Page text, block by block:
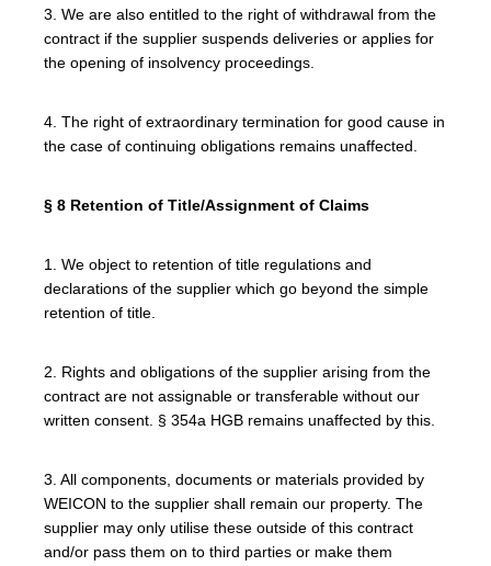
3. We are also entitled to the right of withdrawal from the
contract if the supplier suspends deliveries or applies for
the opening of insolvency proceedings.
4. The right of extraordinary termination for good cause in
the case of continuing obligations remains unaffected.
§ 8 Retention of Title/Assignment of Claims
1. We object to retention of title regulations and
declarations of the supplier which go beyond the simple
retention of title.
2. Rights and obligations of the supplier arising from the
contract are not assignable or transferable without our
written consent. § 354a HGB remains unaffected by this.
3. All components, documents or materials provided by
WEICON to the supplier shall remain our property. The
supplier may only utilise these outside of this contract
and/or pass them on to third parties or make them